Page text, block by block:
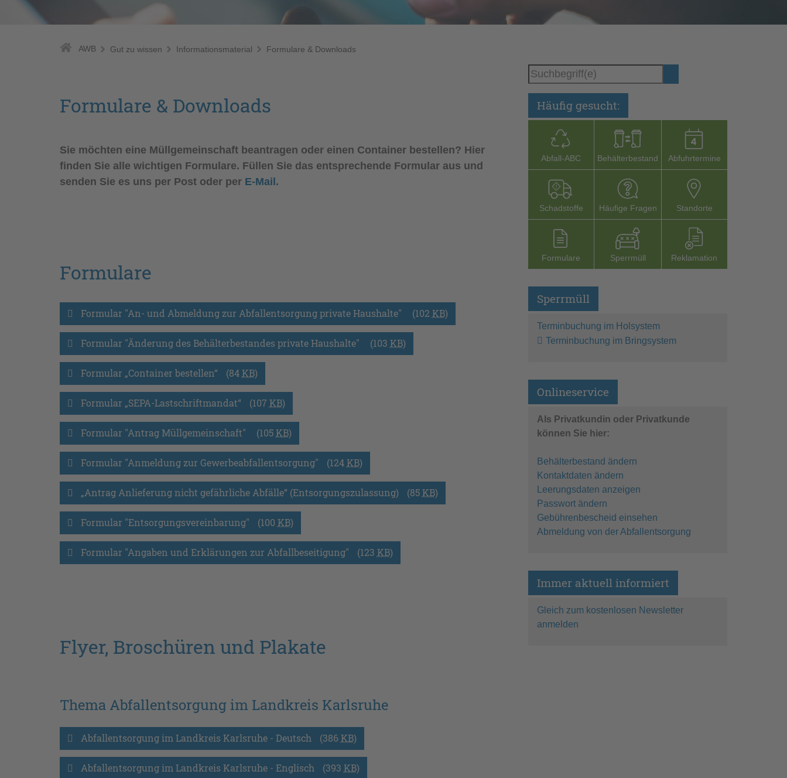
AWB Gut zu wissen Informationsmaterial Formulare & Downloads
Formulare & Downloads
Sie möchten eine Müllgemeinschaft beantragen oder einen Container bestellen? Hier
finden Sie alle wichtigen Formulare. Füllen Sie das entsprechende Formular aus und
senden Sie es uns per Post oder per E-Mail.
Formulare
Formular "An- und Abmeldung zur Abfallentsorgung private Haushalte" (102 KB)
Formular "Änderung des Behälterbestandes private Haushalte" (103 KB)
Formular „Container bestellen“ (84KB)
Formular „SEPA-Lastschriftmandat“ (107 KB)
Formular "Antrag Müllgemeinschaft" (105KB)
Formular "Anmeldung zur Gewerbeabfallentsorgung" (124KB)
„Antrag Anlieferung nicht gefährliche Abfälle“ (Entsorgungszulassung) (85KB)
Formular "Entsorgungsvereinbarung" (100 KB)
Formular "Angaben und Erklärungen zur Abfallbeseitigung" (123 KB)
Flyer, Broschüren und Plakate
Thema Abfallentsorgung im Landkreis Karlsruhe
Abfallentsorgung im Landkreis Karlsruhe - Deutsch (386 KB)
Abfallentsorgung im Landkreis Karlsruhe - Englisch (393 KB)
Häufig gesucht:
Abfall-­ABC Behälterbestand Abfuhrtermine
Schadstoffe Häufige Fragen Stand­orte
Formu­lare Sperr­müll Reklamation
Sperrmüll
Terminbuchung im Holsystem
Terminbuchung im Bringsystem
Onlineservice
Als Privatkundin oder Privatkunde
können Sie hier:
Behälterbestand ändern
Kontaktdaten ändern
Leerungsdaten anzeigen
Passwort ändern
Gebührenbescheid einsehen
Abmeldung von der Abfallentsorgung
Immer aktuell informiert
Gleich zum kostenlosen Newsletter
anmelden